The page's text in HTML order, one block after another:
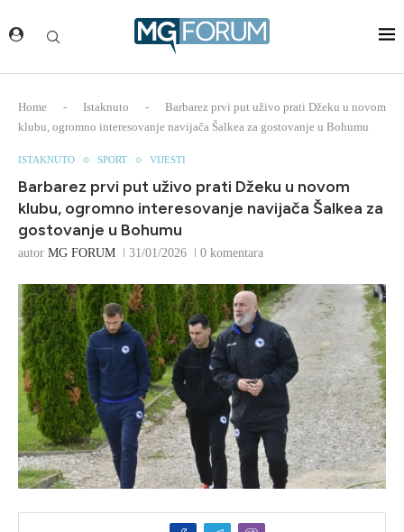
Home - Istaknuto -
Barbarez prvi put uživo prati Džeku u novom
klubu, ogromno interesovanje navijača Šalkea za gostovanje u Bohumu
ISTAKNUTO SPORT VIJESTI
Barbarez prvi put uživo prati Džeku u novom
klubu, ogromno interesovanje navijača Šalkea za
gostovanje u Bohumu
autor MG FORUM 31/01/2026 0 komentara